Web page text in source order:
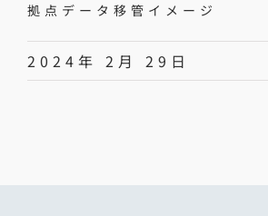
拠点データ移管イメージ
2024年 2月 29日